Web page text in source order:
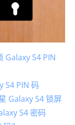
Galaxy S4 PIN
S4 PIN 码
Galaxy S4 锁屏
S4 密码